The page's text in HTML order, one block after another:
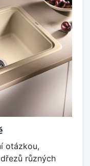
otázkou,
různých